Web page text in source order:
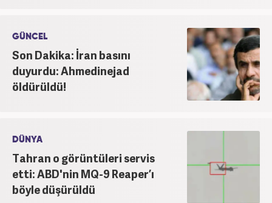
GÜNCEL
Son Dakika: İran basını
duyurdu: Ahmedinejad
öldürüldü!
DÜNYA
Tahran o görüntüleri servis
etti: ABD'nin MQ-9 Reaper’ı
böyle düşürüldü